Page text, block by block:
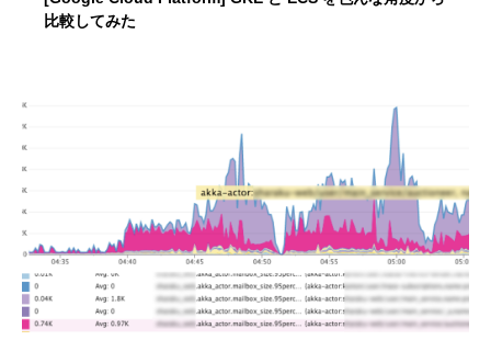
比較してみた